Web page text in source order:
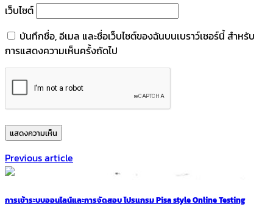
เว็บไซต์
บันทึกชื่อ, อีเมล และชื่อเว็บไซต์ของฉันบนเบราว์เซอร์นี้ สำหรับ
การแสดงความเห็นครั้งถัดไป
Previous article
การเข้าระบบออนไลน์และการจัดสอบ โปรแกรม Pisa style Online Testing